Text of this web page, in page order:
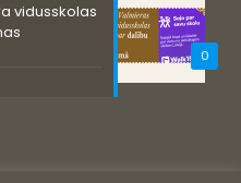
0
vidusskolas